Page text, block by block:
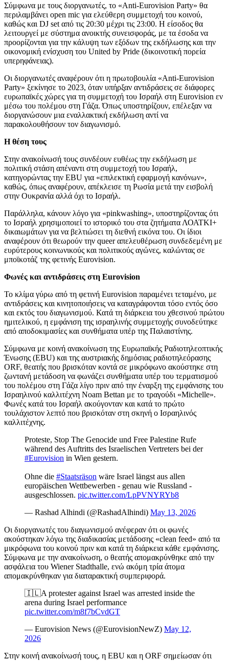
Σύμφωνα με τους διοργανωτές, το «Anti-Eurovision Party» θα
περιλαμβάνει open mic για ελεύθερη συμμετοχή του κοινού,
καθώς και DJ set από τις 20:30 μέχρι τις 23:00. Η είσοδος θα
λειτουργεί με σύστημα ανοικτής συνεισφοράς, με τα έσοδα να
προορίζονται για την κάλυψη των εξόδων της εκδήλωσης και την
οικονομική ενίσχυση του United by Pride (δικοινοτική πορεία
υπερηφάνειας).
Οι διοργανωτές αναφέρουν ότι η πρωτοβουλία «Anti-Eurovision
Party» ξεκίνησε το 2023, όταν υπήρξαν αντιδράσεις σε διάφορες
ευρωπαϊκές χώρες για τη συμμετοχή του Ισραήλ στη Eurovision εν
μέσω του πολέμου στη Γάζα. Όπως υποστηρίζουν, επέλεξαν να
διοργανώσουν μια εναλλακτική εκδήλωση αντί να
παρακολουθήσουν τον διαγωνισμό.
Η θέση τους
Στην ανακοίνωσή τους συνδέουν ευθέως την εκδήλωση με
πολιτική στάση απέναντι στη συμμετοχή του Ισραήλ,
κατηγορώντας την EBU για «επιλεκτική εφαρμογή κανόνων»,
καθώς, όπως αναφέρουν, απέκλεισε τη Ρωσία μετά την εισβολή
στην Ουκρανία αλλά όχι το Ισραήλ.
Παράλληλα, κάνουν λόγο για «pinkwashing», υποστηρίζοντας ότι
το Ισραήλ χρησιμοποιεί το ιστορικό του στα ζητήματα ΛΟΑΤΚΙ+
δικαιωμάτων για να βελτιώσει τη διεθνή εικόνα του. Οι ίδιοι
αναφέρουν ότι θεωρούν την queer απελευθέρωση συνδεδεμένη με
ευρύτερους κοινωνικούς και πολιτικούς αγώνες, καλώντας σε
μποϊκοτάζ της φετινής Eurovision.
Φωνές και αντιδράσεις στη Eurovision
Το κλίμα γύρω από τη φετινή Eurovision παραμένει τεταμένο, με
αντιδράσεις και κινητοποιήσεις να καταγράφονται τόσο εντός όσο
και εκτός του διαγωνισμού. Κατά τη διάρκεια του χθεσινού πρώτου
ημιτελικού, η εμφάνιση της ισραηλινής συμμετοχής συνοδεύτηκε
από αποδοκιμασίες και συνθήματα υπέρ της Παλαιστίνης.
Σύμφωνα με κοινή ανακοίνωση της Ευρωπαϊκής Ραδιοτηλεοπτικής
Ένωσης (EBU) και της αυστριακής δημόσιας ραδιοτηλεόρασης
ORF, θεατής που βρισκόταν κοντά σε μικρόφωνο ακούστηκε στη
ζωντανή μετάδοση να φωνάζει συνθήματα υπέρ του τερματισμού
του πολέμου στη Γάζα λίγο πριν από την έναρξη της εμφάνισης του
Ισραηλινού καλλιτέχνη Noam Bettan με το τραγούδι «Michelle».
Φωνές κατά του Ισραήλ ακούγονταν και κατά το πρώτο
τουλάχιστον λεπτό που βρισκόταν στη σκηνή ο Ισραηλινός
καλλιτέχνης.
Proteste, Stop The Genocide und Free Palestine Rufe
während des Auftritts des Israelischen Vertreters bei der
#Eurovision in Wien gestern.
Ohne die #Staatsräson wäre Israel längst aus allen
europäischen Wettbewerben - genau wie Russland -
ausgeschlossen. pic.twitter.com/LpPVNYRYb8
— Rashad Alhindi (@RashadAlhindi) May 13, 2026
Οι διοργανωτές του διαγωνισμού ανέφεραν ότι οι φωνές
ακούστηκαν λόγω της διαδικασίας μετάδοσης «clean feed» από τα
μικρόφωνα του κοινού πριν και κατά τη διάρκεια κάθε εμφάνισης.
Σύμφωνα με την ανακοίνωση, ο θεατής απομακρύνθηκε από την
ασφάλεια του Wiener Stadthalle, ενώ ακόμη τρία άτομα
απομακρύνθηκαν για διαταρακτική συμπεριφορά.
🇮🇱A protester against Israel was arrested inside the
arena during Israel performance
pic.twitter.com/m8f7bCvdGT
— Eurovision News (@EurovisionNewZ) May 12,
2026
Στην κοινή ανακοίνωσή τους, η EBU και η ORF σημείωσαν ότι